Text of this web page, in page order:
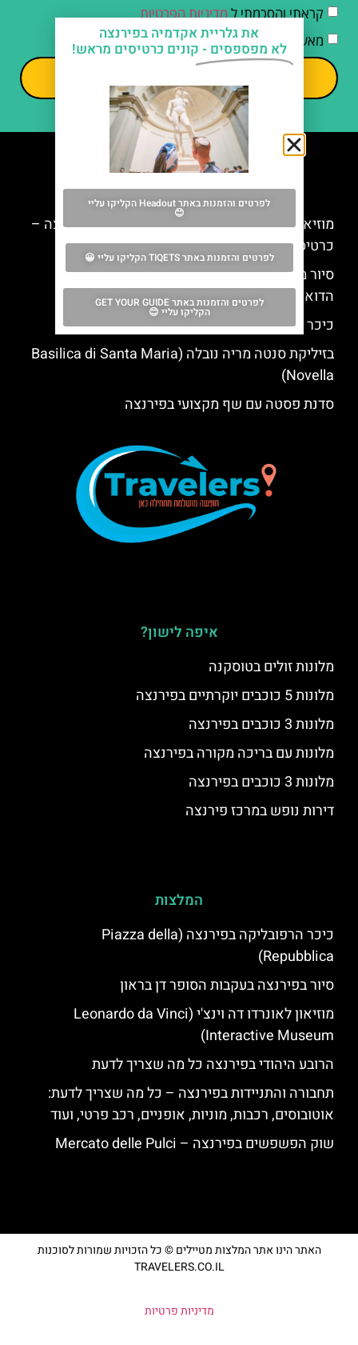
קראתי והסכמתי למדיניות הפרטיות
מאשר/ת קבלת דיוור וחומרים פרסומיים
מה אסור לפספס
מוזיאון פאלאצו סטרוצי (Strozzi Palace) בפירנצה –
כרטיס כניסה למוזיאון
סיור מודרך בפירנצה: הכיפה של ברונלסקי ומתחם
הדואומו בעיר (Florence)
כיכר הדואומו בפירנצה (Piazza Del Duomo)
בזיליקת סנטה מריה נובלה (Basilica di Santa Maria
Novella)
סדנת פסטה עם שף מקצועי בפירנצה
איפה לישון?
מלונות זולים בטוסקנה
מלונות 5 כוכבים יוקרתיים בפירנצה
מלונות 3 כוכבים בפירנצה
מלונות עם בריכה מקורה בפירנצה
מלונות 3 כוכבים בפירנצה
דירות נופש במרכז פירנצה
המלצות
כיכר הרפובליקה בפירנצה (Piazza della
Repubblica)
סיור בפירנצה בעקבות הסופר דן בראון
מוזיאון לאונרדו דה וינצ'י (Leonardo da Vinci
Interactive Museum)
הרובע היהודי בפירנצה כל מה שצריך לדעת
תחבורה והתניידות בפירנצה – כל מה שצריך לדעת:
אוטובוסים, רכבות, מוניות, אופניים, רכב פרטי, ועוד
שוק הפשפשים בפירנצה – Mercato delle Pulci
האתר הינו אתר המלצות מטיילים © כל הזכויות שמורות לסוכנות
TRAVELERS.CO.IL
מדיניות פרטיות
את גלריית אקדמיה בפירנצה
לא מפספסים - קונים כרטיסים מראש!
לפרטים והזמנות באתר Headout הקליקו עליי
😊
לפרטים והזמנות באתר TIQETS הקליקו עליי 😀
לפרטים והזמנות באתר GET YOUR GUIDE
הקליקו עליי 😊